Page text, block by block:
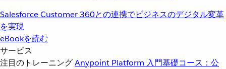
Salesforce Customer 360との連携でビジネスのデジタル変革
を実現
eBookを読む
サービス
注目のトレーニングAnypoint Platform 入門基礎コース：公